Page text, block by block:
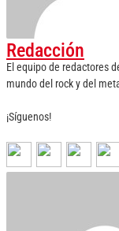
Redacción
El equipo de redactores
mundo del rock y del
¡Síguenos!